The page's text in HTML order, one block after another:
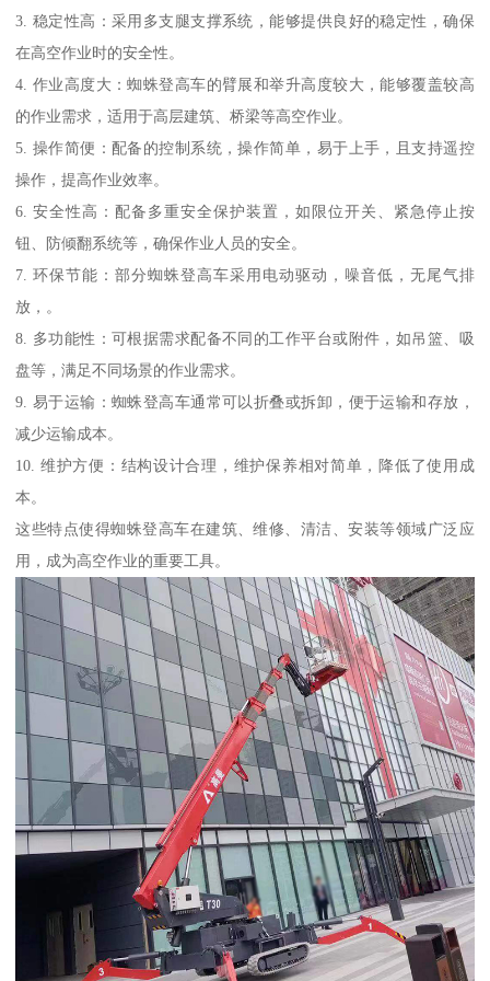
3. 稳定性高：采用多支腿支撑系统，能够提供良好的稳定性，确保
在高空作业时的安全性。
4. 作业高度大：蜘蛛登高车的臂展和举升高度较大，能够覆盖较高
的作业需求，适用于高层建筑、桥梁等高空作业。
5. 操作简便：配备的控制系统，操作简单，易于上手，且支持遥控
操作，提高作业效率。
6. 安全性高：配备多重安全保护装置，如限位开关、紧急停止按
钮、防倾翻系统等，确保作业人员的安全。
7. 环保节能：部分蜘蛛登高车采用电动驱动，噪音低，无尾气排
放，。
8. 多功能性：可根据需求配备不同的工作平台或附件，如吊篮、吸
盘等，满足不同场景的作业需求。
9. 易于运输：蜘蛛登高车通常可以折叠或拆卸，便于运输和存放，
减少运输成本。
10. 维护方便：结构设计合理，维护保养相对简单，降低了使用成
本。
这些特点使得蜘蛛登高车在建筑、维修、清洁、安装等领域广泛应
用，成为高空作业的重要工具。